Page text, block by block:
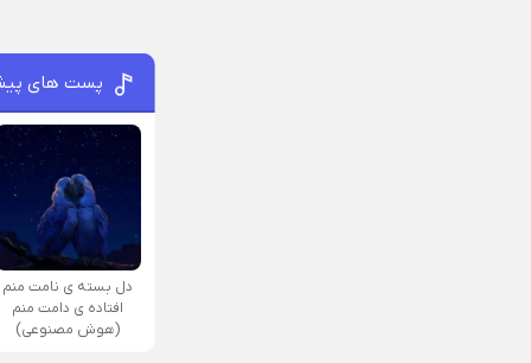
پست های
دل بسته ی نامت منم
افتاده ی دامت منم
(هوش مصنوعی)